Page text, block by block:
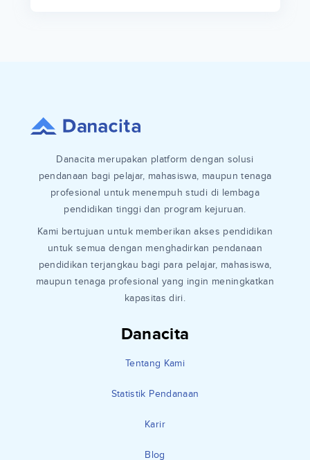
Danacita
Tentang Kami
Statistik Pendanaan
Karir
Blog
Danacita merupakan platform dengan solusi
pendanaan bagi pelajar, mahasiswa, maupun tenaga
profesional untuk menempuh studi di lembaga
pendidikan tinggi dan program kejuruan.
Kami bertujuan untuk memberikan akses pendidikan
untuk semua dengan menghadirkan pendanaan
pendidikan terjangkau bagi para pelajar, mahasiswa,
maupun tenaga profesional yang ingin meningkatkan
kapasitas diri.